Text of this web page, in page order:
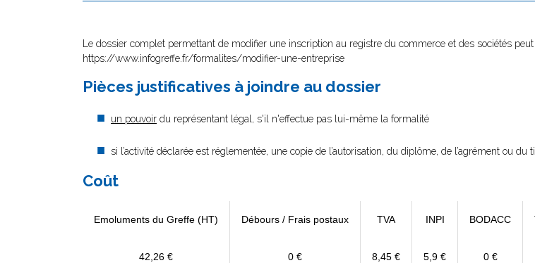
Le dossier complet permettant de modifier une inscription au registre du commerce et des sociétés
https://www.infogreffe.fr/formalites/modifier-une-entreprise
Pièces justificatives à joindre au dossier
un pouvoir du représentant légal, s'il n'effectue pas lui-même la formalité
si l’activité déclarée est réglementée, une copie de l’autorisation, du diplôme, de l’agrément ou du
Coût
Emoluments du Greffe (HT) Débours / Frais postaux TVA INPI BODACC
42,26 € 0 € 8,45 € 5,9 € 0 €